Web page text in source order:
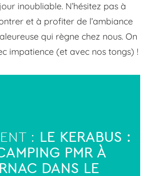
inoubliable. N’hésitez pas à
et à profiter de l’ambiance
qui règne chez nous. On
impatience (et avec nos tongs) !
: LE KERABUS :
PMR À
DANS LE